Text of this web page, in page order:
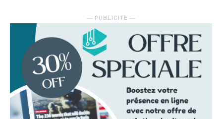
― PUBLICITE ―